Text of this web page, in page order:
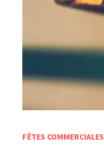
FÊTES COMMERCIALES